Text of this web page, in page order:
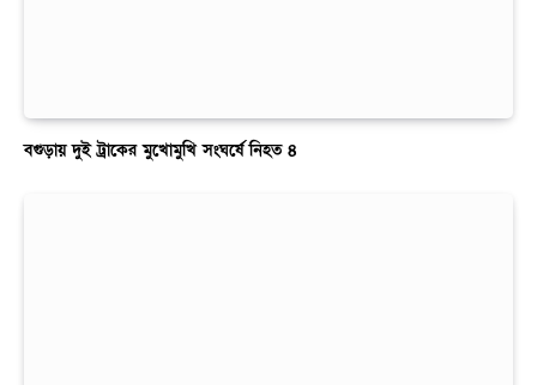
বগুড়ায় দুই ট্রাকের মুখোমুখি সংঘর্ষে নিহত ৪